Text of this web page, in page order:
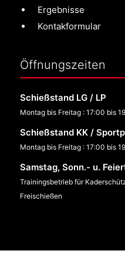
Ergebnisse
Kontakformular
Öffnungszeiten
Schießstand LG / LP
Montag bis Freitag : 17:00 bis
Schießstand KK /
Montag bis Freitag : 17:00 bis
Samstag, Sonn.- u.
Trainingsbetrieb für
Freischießen